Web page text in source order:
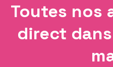
Toutes nos
direct